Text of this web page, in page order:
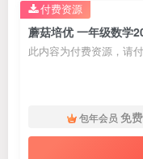
此内容为付费资源，请
包年会员 免费
付费资源